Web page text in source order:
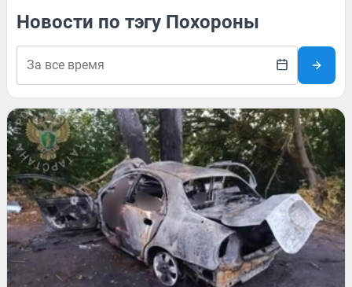
Новости по тэгу Похороны